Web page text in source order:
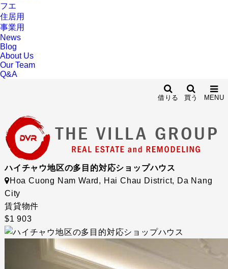
フエ
住居用
事業用
News
Blog
About Us
Our Team
Q&A
MENU
買う
借りる
ハイチャウ地区の多目的対応ショップハウス
Hoa Cuong Nam Ward, Hai Chau District, Da Nang
City
賃貸物件
$1 903